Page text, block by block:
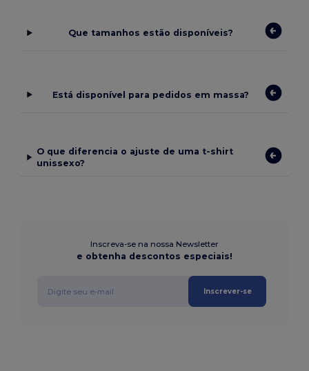
Que tamanhos estão disponíveis?
Está disponível para pedidos em massa?
O que diferencia o ajuste de uma t-shirt
unissexo?
Inscreva-se na nossa Newsletter
e obtenha descontos especiais!
Inscrever-se